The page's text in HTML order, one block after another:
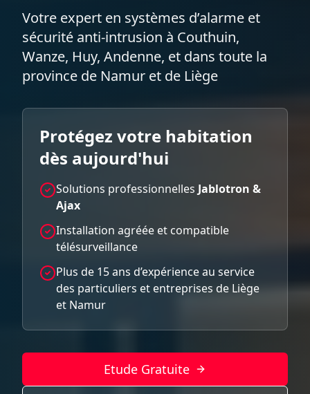
Votre expert en systèmes d’alarme et
sécurité anti-intrusion à Couthuin,
Wanze, Huy, Andenne, et dans toute la
province de Namur et de Liège
Protégez votre habitation
dès aujourd'hui
Solutions professionnelles Jablotron &
Ajax
Installation agréée et compatible
télésurveillance
Plus de 15 ans d’expérience au service
des particuliers et entreprises de Liège
et Namur
Etude Gratuite